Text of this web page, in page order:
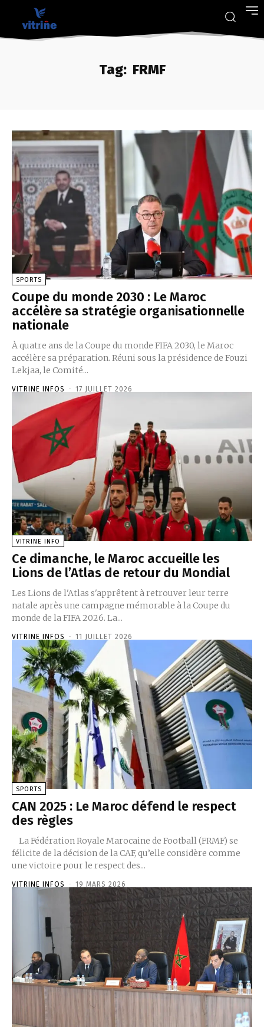
Tag: FRMF
SPORTS
Coupe du monde 2030 : Le Maroc
accélère sa stratégie organisationnelle
nationale
À quatre ans de la Coupe du monde FIFA 2030, le Maroc
accélère sa préparation. Réuni sous la présidence de Fouzi
Lekjaa, le Comité...
VITRINE INFOS - 17 JUILLET 2026
VITRINE INFO
Ce dimanche, le Maroc accueille les
Lions de l’Atlas de retour du Mondial
Les Lions de l'Atlas s'apprêtent à retrouver leur terre
natale après une campagne mémorable à la Coupe du
monde de la FIFA 2026. La...
VITRINE INFOS - 11 JUILLET 2026
SPORTS
CAN 2025 : Le Maroc défend le respect
des règles
La Fédération Royale Marocaine de Football (FRMF) se
félicite de la décision de la CAF, qu’elle considère comme
une victoire pour le respect des...
VITRINE INFOS - 19 MARS 2026